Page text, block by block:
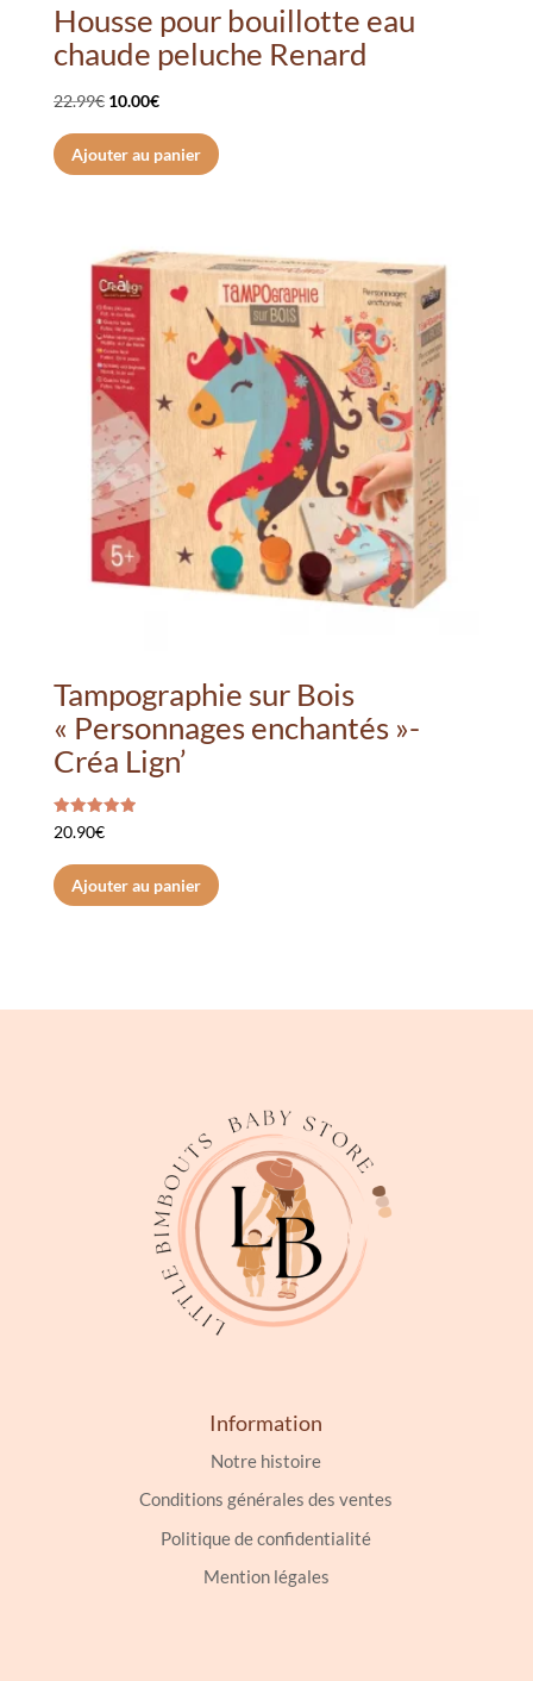
Housse pour bouillotte eau
chaude peluche Renard
22.99€ Le
prix
initial
10.00€Le
prix
actuel
Ajouter au panier
Tampographie sur Bois
« Personnages enchantés »-
Créa Lign’
Note
5.00
20.90€
Ajouter au panier
Information
Notre histoire
Conditions générales des ventes
Politique de confidentialité
Mention légales